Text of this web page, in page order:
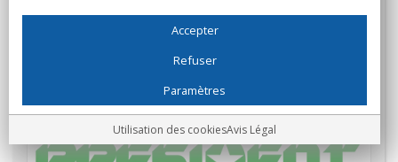
Accepter
Refuser
Paramètres
Utilisation des cookiesAvis Légal